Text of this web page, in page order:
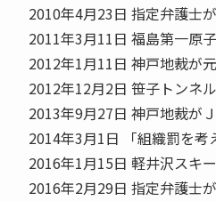
2010年4月23日 指定弁護士
2011年3月11日 福島第一原
2012年1月11日 神戸地裁が
2012年12月2日 笹子トンネ
2013年9月27日 神戸地裁が
2014年3月1日 「組織罰を考
2016年1月15日 軽井沢スキ
2016年2月29日 指定弁護士